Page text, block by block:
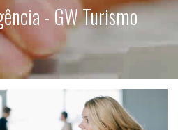
- GW Turismo